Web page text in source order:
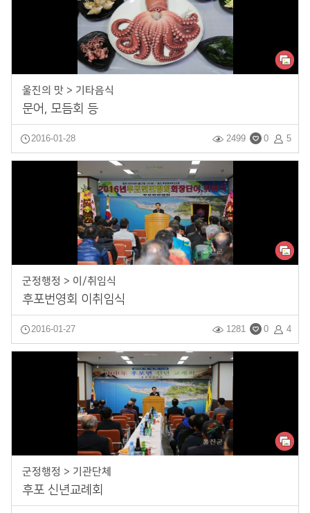
울진의 맛 > 기타음식
문어, 모듬회 등
2016-01-28 5
0
2499
군정행정 > 이/취임식
후포번영회 이취임식
2016-01-27 4
0
1281
군정행정 > 기관단체
후포 신년교례회